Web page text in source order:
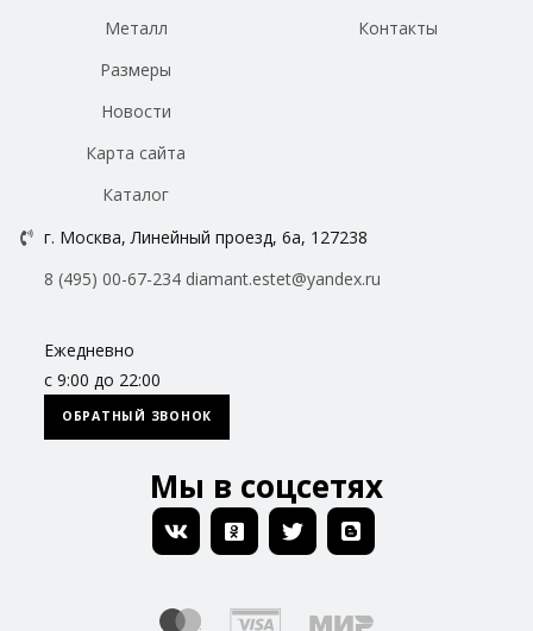
Металл
Размеры
Новости
Контакты
Карта сайта
Каталог
г. Москва, Линейный проезд, 6а, 127238
8 (495) 00-67-234 diamant.estet@yandex.ru
Ежедневно
с 9:00 до 22:00
ОБРАТНЫЙ ЗВОНОК
Мы в соцсетях